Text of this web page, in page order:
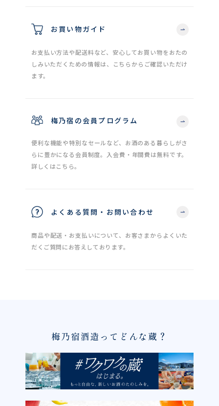
お買い物ガイド
お支払い方法や配送料など、安心してお買い物をおたの
しみいただくための情報は、こちらからご確認いただけ
ます。
梅乃宿の会員プログラム
便利な機能や特別なセールなど、お酒のある暮らしがさ
らに豊かになる会員制度。入会費・年間費は無料です。
詳しくはこちら。
よくある質問・お問い合わせ
商品や配送・お支払いについて、お客さまからよくいた
だくご質問にお答えしております。
梅乃宿酒造ってどんな蔵？